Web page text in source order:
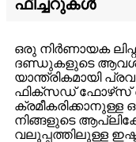
ഫീച്ചറുകൾ
ഒരു നിർണായക
ദണ്ഡുകളുടെ
യാന്ത്രികമായി
ഫിക്സഡ് ഫോഴ്‌സ്
നിങ്ങളുടെ
വലുപ്പത്തിലുള്ള